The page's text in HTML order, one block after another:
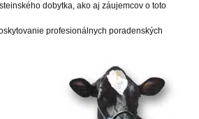
dobytka, ako aj záujemcov o toto
profesionálnych poradenských